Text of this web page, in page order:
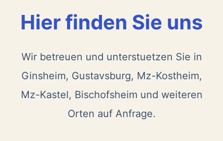
Hier finden Sie uns
Wir betreuen und unterstuetzen Sie in
Ginsheim, Gustavsburg, Mz-Kostheim,
Mz-Kastel, Bischofsheim und weiteren
Orten auf Anfrage.